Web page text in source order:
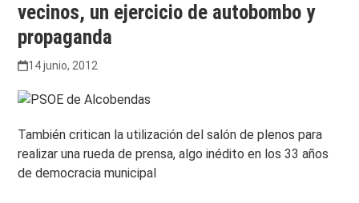
vecinos, un ejercicio de autobombo y
propaganda
14 junio, 2012
También critican la utilización del salón de plenos para
realizar una rueda de prensa, algo inédito en los 33 años
de democracia municipal